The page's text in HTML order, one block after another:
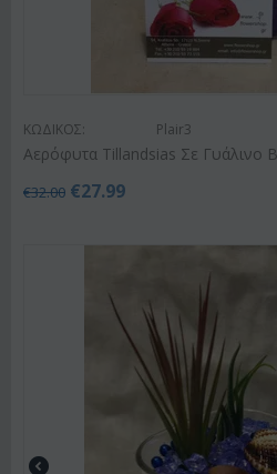
ΚΩΔΙΚΟΣ: Plair3
Αερόφυτα Tillandsias Σε Γυάλινο
€32.00 €27.99